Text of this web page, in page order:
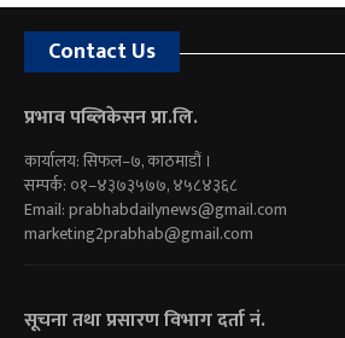
Contact Us
प्रभाव पब्लिकेसन प्रा.लि.
कार्यालय: सिफल–७, काठमाडौं ।
सम्पर्क: ०१–४३७३५७७, ४५८४३६८
Email:prabhabdailynews@gmail.com
marketing2prabhab@gmail.com
सूचना तथा प्रसारण विभाग दर्ता नं.